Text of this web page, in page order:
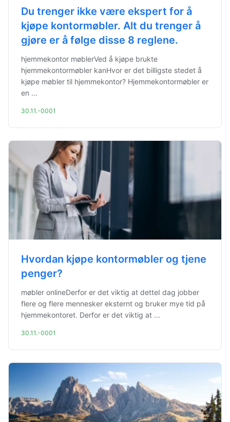
Du trenger ikke være ekspert for å
kjøpe kontormøbler. Alt du trenger å
gjøre er å følge disse 8 reglene.
hjemmekontor møblerVed å kjøpe brukte
hjemmekontormøbler kanHvor er det billigste stedet å
kjøpe møbler til hjemmekontor? Hjemmekontormøbler er
en ...
30.11.-0001
Hvordan kjøpe kontormøbler og tjene
penger?
møbler onlineDerfor er det viktig at detteI dag jobber
flere og flere mennesker eksternt og bruker mye tid på
hjemmekontoret. Derfor er det viktig at ...
30.11.-0001